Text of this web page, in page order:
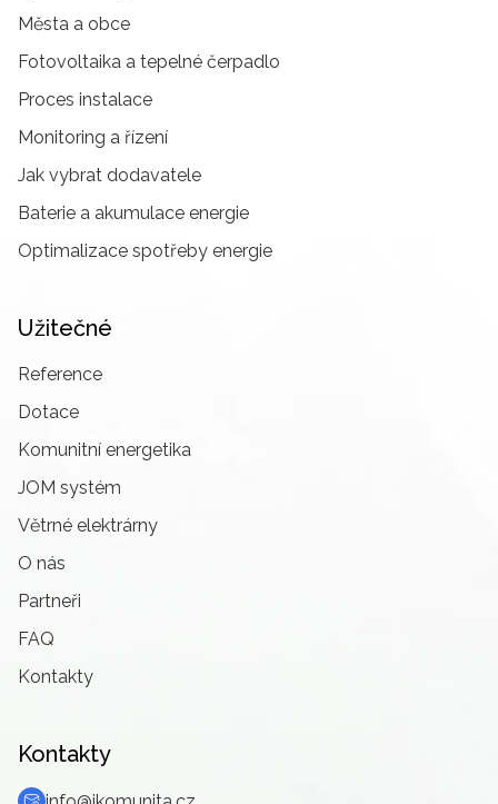
Města a obce
Fotovoltaika a tepelné čerpadlo
Proces instalace
Monitoring a řízení
Jak vybrat dodavatele
Baterie a akumulace energie
Optimalizace spotřeby energie
Užitečné
Reference
Dotace
Komunitní energetika
JOM systém
Větrné elektrárny
O nás
Partneři
FAQ
Kontakty
Kontakty